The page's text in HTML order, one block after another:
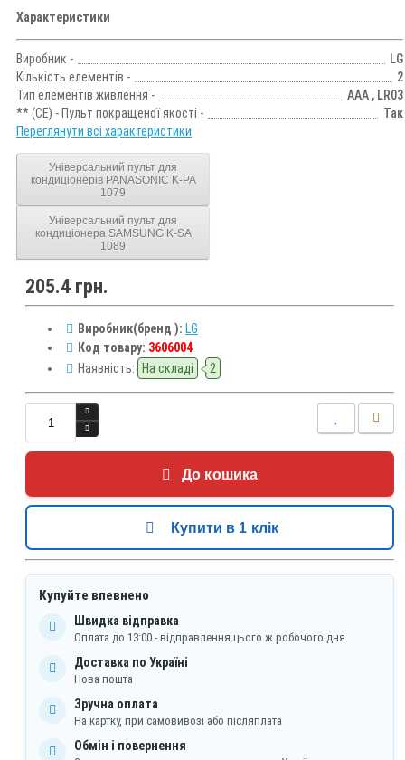
Характеристики
Виробник -
LG
Кількість елементів -
2
Тип елементів живлення -
AAA , LR03
** (CE) - Пульт покращеної якості -
Так
Переглянути всі характеристики
Універсальний пульт для
кондиціонерів PANASONIC K-PA
1079
Універсальний пульт для
кондиціонера SAMSUNG K-SA
1089
205.4 грн.
Виробник(бренд ): LG
Код товару: 3606004
Наявність:
На складі 2
До кошика
Купити в 1 клік
Купуйте впевнено
Швидка відправка
Оплата до 13:00 - відправлення цього ж робочого дня
Доставка по Україні
Нова пошта
Зручна оплата
На картку, при самовивозі або післяплата
Обмін і повернення